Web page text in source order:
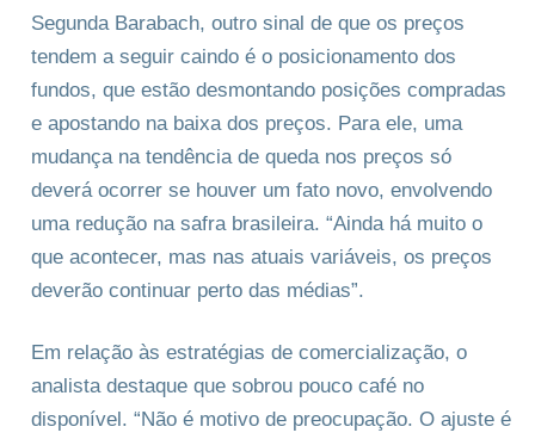
Segunda Barabach, outro sinal de que os preços
tendem a seguir caindo é o posicionamento dos
fundos, que estão desmontando posições compradas
e apostando na baixa dos preços. Para ele, uma
mudança na tendência de queda nos preços só
deverá ocorrer se houver um fato novo, envolvendo
uma redução na safra brasileira. “Ainda há muito o
que acontecer, mas nas atuais variáveis, os preços
deverão continuar perto das médias”.
Em relação às estratégias de comercialização, o
analista destaque que sobrou pouco café no
disponível. “Não é motivo de preocupação. O ajuste é